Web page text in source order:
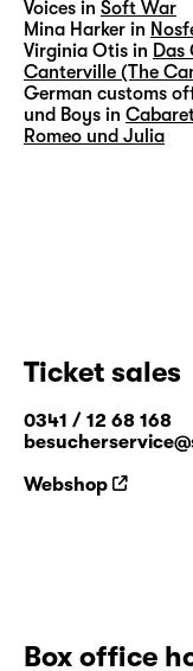
Voices in Soft War
Mina Harker in
Virginia Otis in Das
Canterville (The
German customs
und Boys in
Romeo und Julia
Ticket sales
0341 / 12 68 168
Webshop
Box office